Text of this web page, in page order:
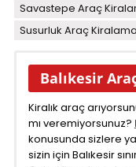
Savastepe Araç
Susurluk Araç Kiralama
Balıkesir
Kiralık araç
mı veremiyorsunuz?
konusunda sizlere
sizin için Balıkesir